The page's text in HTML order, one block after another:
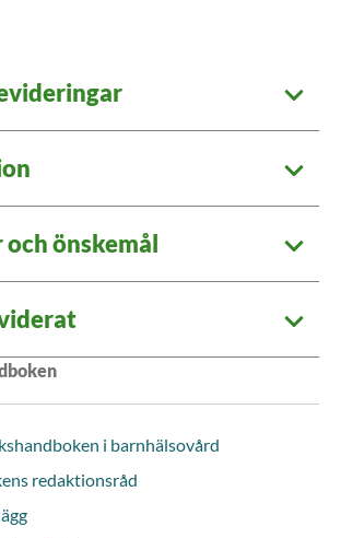
önskemål
i barnhälsovård
redaktionsråd